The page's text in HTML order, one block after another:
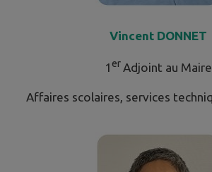
Vincent DONNET
1erAdjoint au Maire
Affaires scolaires, services